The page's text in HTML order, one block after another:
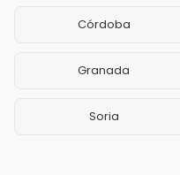
Córdoba
Granada
Soria